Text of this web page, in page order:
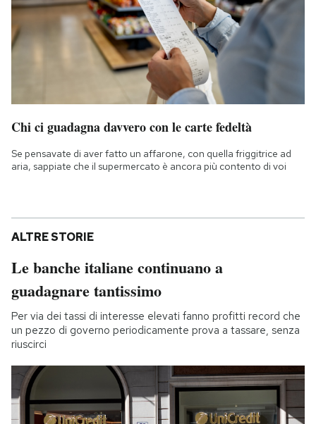
Chi ci guadagna davvero con le carte fedeltà
Se pensavate di aver fatto un affarone, con quella friggitrice ad
aria, sappiate che il supermercato è ancora più contento di voi
ALTRE STORIE
Le banche italiane continuano a
guadagnare tantissimo
Per via dei tassi di interesse elevati fanno profitti record che
un pezzo di governo periodicamente prova a tassare, senza
riuscirci